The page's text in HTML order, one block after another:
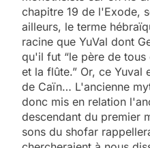
chapitre 19 de l'Exode,
ailleurs, le terme
racine que YuVal dont
qu'il fut “le père de
et la flûte.” Or, ce Yuval
de Caïn… L'ancienne
donc mis en relation
descendant du premier
sons du shofar